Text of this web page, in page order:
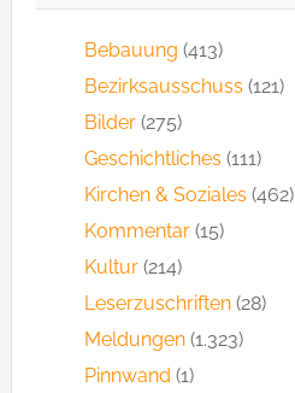
Bebauung (413)
Bezirksausschuss (121)
Bilder(275)
Geschichtliches (111)
Kirchen & Soziales (462)
Kommentar(15)
Kultur(214)
Leserzuschriften(28)
Meldungen(1.323)
Pinnwand (1)